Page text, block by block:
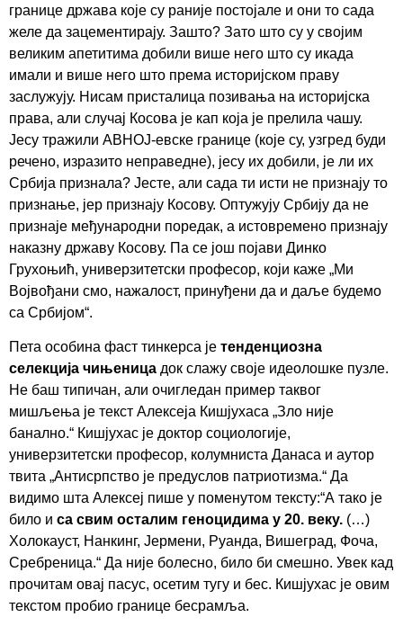
границе држава које су раније постојале и они то сада
желе да зацементирају. Зашто? Зато што су у својим
великим апетитима добили више него што су икада
имали и више него што према историјском праву
заслужују. Нисам присталица позивања на историјска
права, али случај Косова је кап која је прелила чашу.
Јесу тражили АВНОЈ-евске границе (које су, узгред буди
речено, изразито неправедне), јесу их добили, је ли их
Србија признала? Јесте, али сада ти исти не признају то
признање, јер признају Косову. Оптужују Србију да не
признаје међународни поредак, а истовремено признају
наказну државу Косову. Па се још појави Динко
Грухоњић, универзитетски професор, који каже „Ми
Војвођани смо, нажалост, принуђени да и даље будемо
са Србијом“.
Пета особина фаст тинкерса је тенденциозна
селекција чињеница док слажу своје идеолошке пузле.
Не баш типичан, али очигледан пример таквог
мишљења је текст Алексеја Кишјухаса „Зло није
банално.“ Кишјухас је доктор социологије,
универзитетски професор, колумниста Данаса и аутор
твита „Антисрпство је предуслов патриотизма.“ Да
видимо шта Алексеј пише у поменутом тексту:“А тако је
било и са свим осталим геноцидима у 20. веку. (…)
Холокауст, Нанкинг, Јермени, Руанда, Вишеград, Фоча,
Сребреница.“ Да није болесно, било би смешно. Увек кад
прочитам овај пасус, осетим тугу и бес. Кишјухас је овим
текстом пробио границе бесрамља.